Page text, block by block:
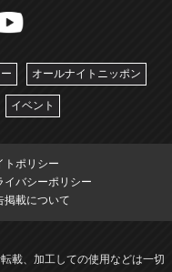
オールナイトニッポン
イベント
トポリシー
イバシーポリシー
掲載について
載、加工しての使用などは一切